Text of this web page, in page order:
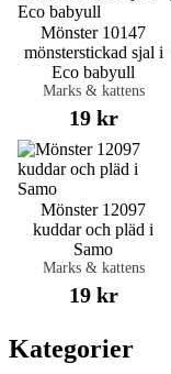
Mönster 10147
mönsterstickad sjal i
Eco babyull
Marks & kattens
19 kr
Mönster 12097
kuddar och pläd i
Samo
Marks & kattens
19 kr
Kategorier